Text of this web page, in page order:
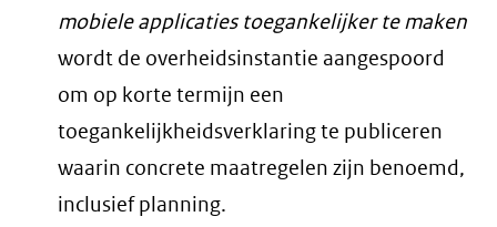
mobiele applicaties toegankelijker te maken
wordt de overheidsinstantie aangespoord
om op korte termijn een
toegankelijkheidsverklaring te publiceren
waarin concrete maatregelen zijn benoemd,
inclusief planning.